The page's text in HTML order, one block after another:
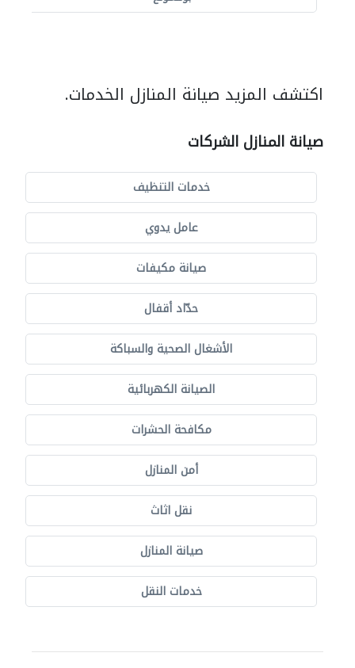
اكتشف المزيد صيانة المنازل الخدمات.
صيانة المنازل الشركات
خدمات التنظيف
عامل يدوي
صيانة مكيفات
حدّاد أقفال
الأشغال الصحية والسباكة
الصيانة الكهربائية
مكافحة الحشرات
أمن المنازل
نقل اثاث
صيانة المنازل
خدمات النقل